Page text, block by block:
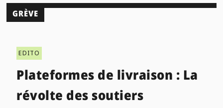
GRÈVE
EDITO
Plateformes de livraison : La
révolte des soutiers